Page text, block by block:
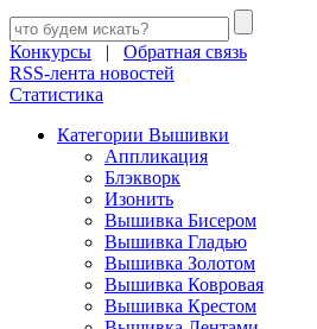
Конкурсы | Обратная связь
RSS-лента новостей
Статистика
Категории Вышивки
Аппликация
Блэкворк
Изонить
Вышивка Бисером
Вышивка Гладью
Вышивка Золотом
Вышивка Ковровая
Вышивка Крестом